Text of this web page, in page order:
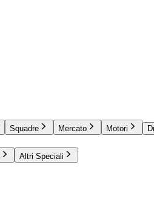
Squadre Mercato Motori
Altri Speciali